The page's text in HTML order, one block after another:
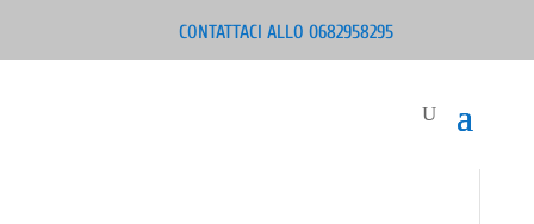
CONTATTACI ALLO 0682958295